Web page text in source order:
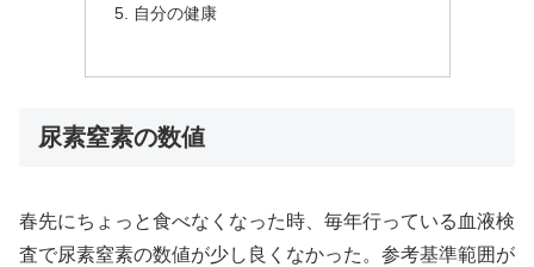
自分の健康
尿素窒素の数値
春先にちょっと食べなくなった時、毎年行っている血液検
査で尿素窒素の数値が少し良くなかった。参考基準範囲が